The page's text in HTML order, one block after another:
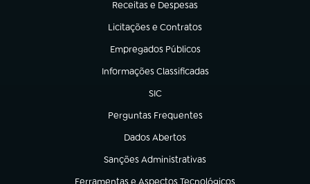
Receitas e Despesas
(abre em nova aba)
Licitações e Contratos
(abre em nova aba)
Empregados Públicos
(abre em nova aba)
Informações Classificadas
(abre em nova aba)
SIC
(abre em nova aba)
Perguntas Frequentes
(abre em nova aba)
Dados Abertos
(abre em nova aba)
Sanções Administrativas
(abre em nova aba)
Ferramentas e Aspectos Tecnológicos